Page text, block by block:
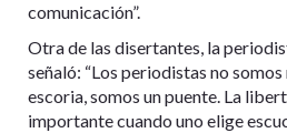
comunicación”.
Otra de las disertantes, la
señaló: “Los periodistas no
escoria, somos un puente. La
importante cuando uno elige